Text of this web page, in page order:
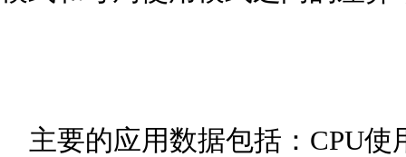
主要的应用数据包括：CPU使